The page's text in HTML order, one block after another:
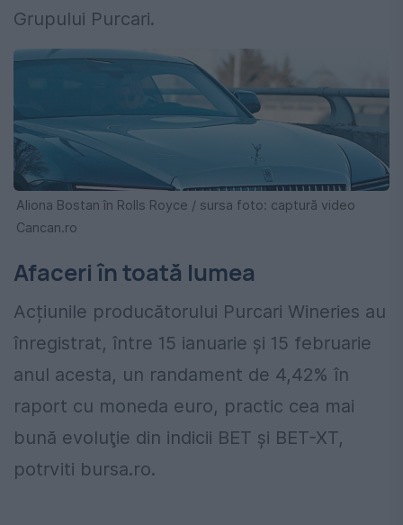
Grupului Purcari.
Aliona Bostan în Rolls Royce / sursa foto: captură video
Cancan.ro
Afaceri în toată lumea
Acțiunile producătorului Purcari Wineries au
înregistrat, între 15 ianuarie și 15 februarie
anul acesta, un randament de 4,42% în
raport cu moneda euro, practic cea mai
bună evoluţie din indicii BET şi BET-XT,
potrviti bursa.ro.